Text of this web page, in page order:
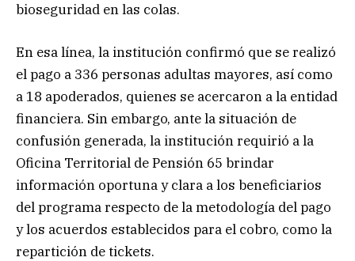
bioseguridad en las colas.
En esa línea, la institución confirmó que se realizó
el pago a 336 personas adultas mayores, así como
a 18 apoderados, quienes se acercaron a la entidad
financiera. Sin embargo, ante la situación de
confusión generada, la institución requirió a la
Oficina Territorial de Pensión 65 brindar
información oportuna y clara a los beneficiarios
del programa respecto de la metodología del pago
y los acuerdos establecidos para el cobro, como la
repartición de tickets.